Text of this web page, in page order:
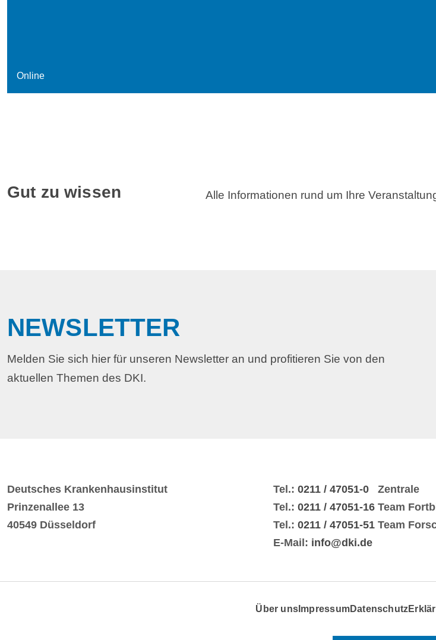
Online
Gut zu wissen Alle Informationen rund um Ihre
NEWSLETTER
Melden Sie sich hier für unseren Newsletter an und profitieren Sie von den
aktuellen Themen des DKI.
Deutsches Krankenhausinstitut
Prinzenallee 13
40549 Düsseldorf
Tel.: 0211 / 47051-0 Zentrale
Tel.: 0211 / 47051-16 Team
Tel.: 0211 / 47051-51 Team
E-Mail: info@dki.de
Über uns ImpressumDatenschutz